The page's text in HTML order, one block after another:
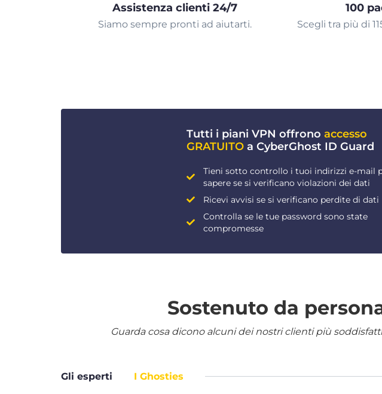
Assistenza clienti 24/7
Siamo sempre pronti ad aiutarti.
100
Scegli tra più di
Tutti i piani VPN offrono accesso
GRATUITO a CyberGhost ID Guard
Tieni sotto controllo i tuoi indirizzi e-mail
sapere se si verificano violazioni dei dati
Ricevi avvisi se si verificano perdite di dati
Controlla se le tue password sono state
compromesse
Sostenuto da
Guarda cosa dicono alcuni dei nostri clienti più
Gli esperti I Ghosties